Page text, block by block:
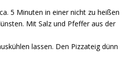
5 Minuten in einer nicht zu heißen
Mit Salz und Pfeffer aus der
lassen. Den Pizzateig dünn